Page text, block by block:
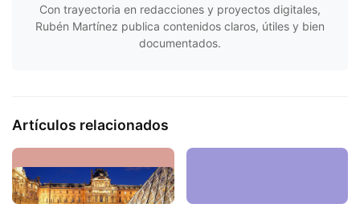
Con trayectoria en redacciones y proyectos digitales,
Rubén Martínez publica contenidos claros, útiles y bien
documentados.
Artículos relacionados